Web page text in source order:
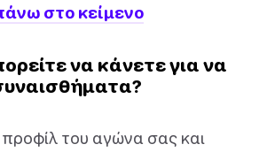
στο κείμενο
να κάνετε για να
του αγώνα σας και